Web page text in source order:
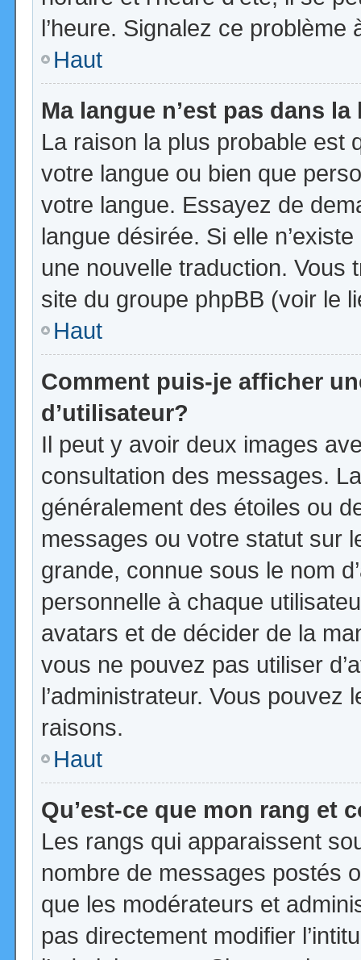
l’heure. Signalez ce problème
Haut
Ma langue n’est pas dans la
La raison la plus probable est
votre langue ou bien que
votre langue. Essayez de
langue désirée. Si elle
une nouvelle traduction. Vous
site du groupe phpBB (voir le
Haut
Comment puis-je afficher
d’utilisateur?
Il peut y avoir deux images
consultation des messages.
généralement des étoiles ou
messages ou votre statut sur
grande, connue sous le nom
personnelle à chaque
avatars et de décider de la
vous ne pouvez pas utiliser
l’administrateur. Vous
raisons.
Haut
Qu’est-ce que mon rang et
Les rangs qui apparaissent
nombre de messages postés
que les modérateurs et
pas directement modifier